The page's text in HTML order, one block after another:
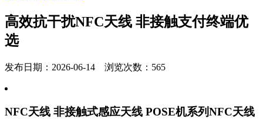
高效抗干扰NFC天线 非接触支付终端优
选
发布日期：2026-06-14 浏览次数： 565
NFC天线 非接触式感应天线 POSE机系列NFC天线